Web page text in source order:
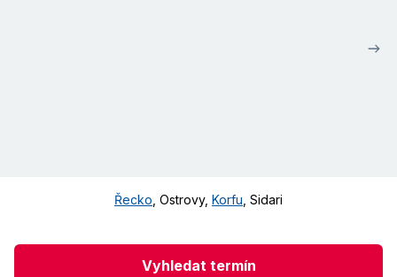
Řecko Ostrovy, Korfu Sidari
Vyhledat termín